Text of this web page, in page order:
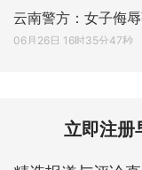
云南警方：女子侮
06月26日 16时35分47秒
立即注册